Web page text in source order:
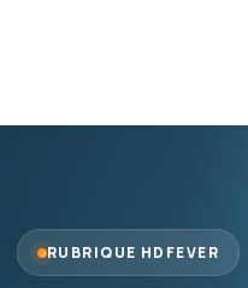
RUBRIQUE HDFEVER